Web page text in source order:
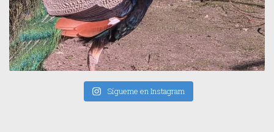
Sígueme en Instagram